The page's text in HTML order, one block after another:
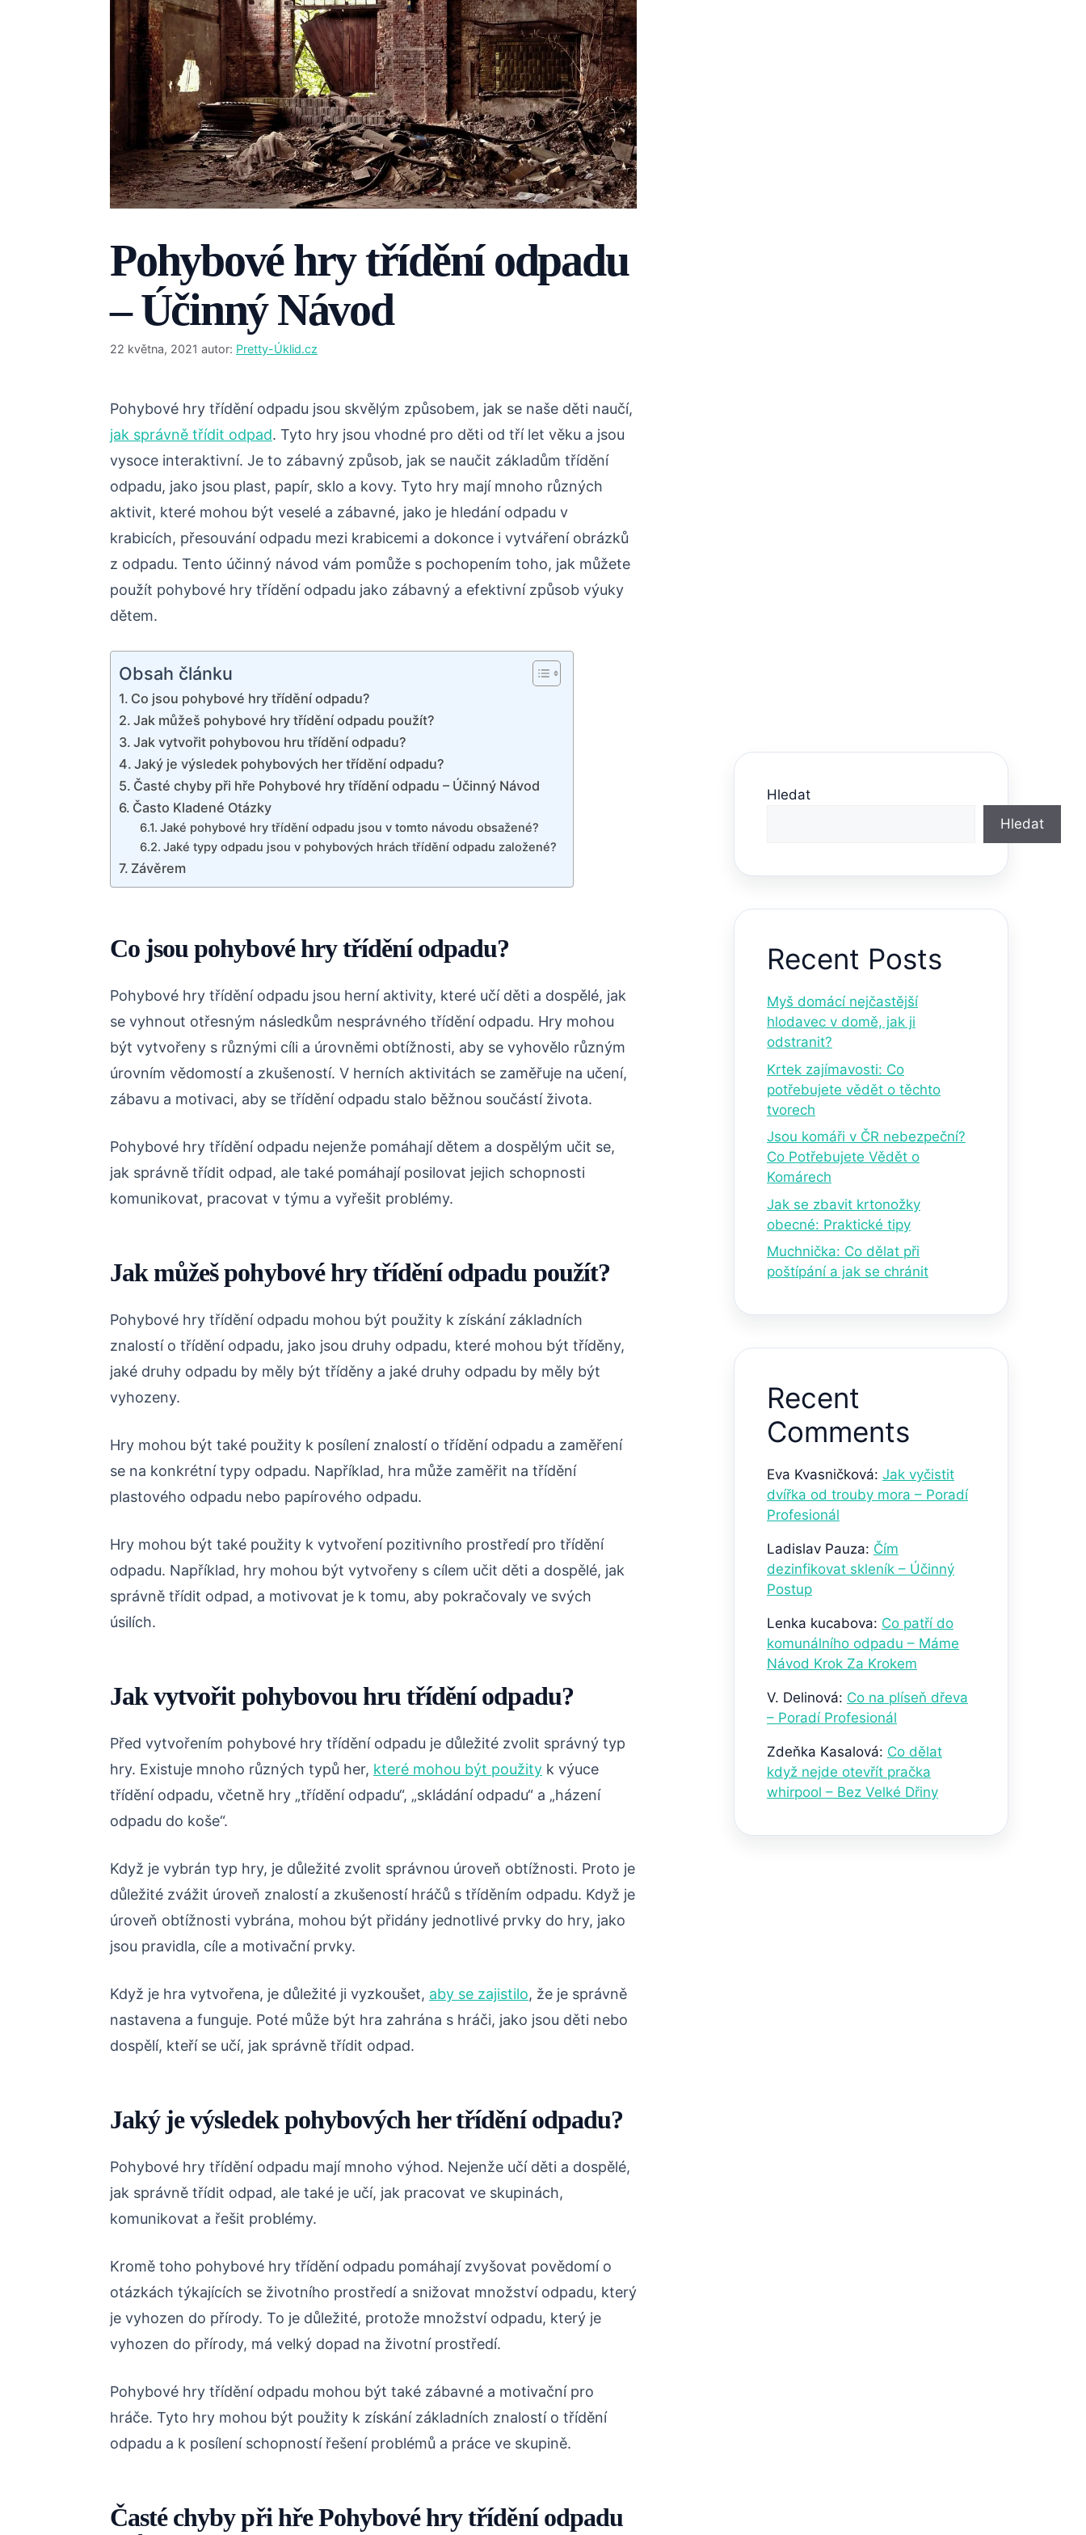
Pohybové hry třídění odpadu
– Účinný Návod
22 května, 2021 autor: Pretty-Úklid.cz
Pohybové hry třídění odpadu jsou skvělým způsobem, jak se naše děti naučí,
jak správně třídit odpad. Tyto hry jsou vhodné pro děti od tří let věku a jsou
vysoce interaktivní. Je to zábavný způsob, jak se naučit základům třídění
odpadu, jako jsou plast, papír, sklo a kovy. Tyto hry mají mnoho různých
aktivit, které mohou být veselé a zábavné, jako je hledání odpadu v
krabicích, přesouvání odpadu mezi krabicemi a dokonce i vytváření obrázků
z odpadu. Tento účinný návod vám pomůže s pochopením toho, jak můžete
použít pohybové hry třídění odpadu jako zábavný a efektivní způsob výuky
dětem.
Obsah článku
Co jsou pohybové hry třídění odpadu?
Jak můžeš pohybové hry třídění odpadu použít?
Jak vytvořit pohybovou hru třídění odpadu?
Jaký je výsledek pohybových her třídění odpadu?
Časté chyby při hře Pohybové hry třídění odpadu – Účinný Návod
Často Kladené Otázky
Jaké pohybové hry třídění odpadu jsou v tomto návodu obsažené?
Jaké typy odpadu jsou v pohybových hrách třídění odpadu založené?
Závěrem
Co jsou pohybové hry třídění odpadu?
Pohybové hry třídění odpadu jsou herní aktivity, které učí děti a dospělé, jak
se vyhnout otřesným následkům nesprávného třídění odpadu. Hry mohou
být vytvořeny s různými cíli a úrovněmi obtížnosti, aby se vyhovělo různým
úrovním vědomostí a zkušeností. V herních aktivitách se zaměřuje na učení,
zábavu a motivaci, aby se třídění odpadu stalo běžnou součástí života.
Pohybové hry třídění odpadu nejenže pomáhají dětem a dospělým učit se,
jak správně třídit odpad, ale také pomáhají posilovat jejich schopnosti
komunikovat, pracovat v týmu a vyřešit problémy.
Jak můžeš pohybové hry třídění odpadu použít?
Pohybové hry třídění odpadu mohou být použity k získání základních
znalostí o třídění odpadu, jako jsou druhy odpadu, které mohou být tříděny,
jaké druhy odpadu by měly být tříděny a jaké druhy odpadu by měly být
vyhozeny.
Hry mohou být také použity k posílení znalostí o třídění odpadu a zaměření
se na konkrétní typy odpadu. Například, hra může zaměřit na třídění
plastového odpadu nebo papírového odpadu.
Hry mohou být také použity k vytvoření pozitivního prostředí pro třídění
odpadu. Například, hry mohou být vytvořeny s cílem učit děti a dospělé, jak
správně třídit odpad, a motivovat je k tomu, aby pokračovaly ve svých
úsilích.
Jak vytvořit pohybovou hru třídění odpadu?
Před vytvořením pohybové hry třídění odpadu je důležité zvolit správný typ
hry. Existuje mnoho různých typů her, které mohou být použity k výuce
třídění odpadu, včetně hry „třídění odpadu“, „skládání odpadu“ a „házení
odpadu do koše“.
Když je vybrán typ hry, je důležité zvolit správnou úroveň obtížnosti. Proto je
důležité zvážit úroveň znalostí a zkušeností hráčů s tříděním odpadu. Když je
úroveň obtížnosti vybrána, mohou být přidány jednotlivé prvky do hry, jako
jsou pravidla, cíle a motivační prvky.
Když je hra vytvořena, je důležité ji vyzkoušet, aby se zajistilo, že je správně
nastavena a funguje. Poté může být hra zahrána s hráči, jako jsou děti nebo
dospělí, kteří se učí, jak správně třídit odpad.
Jaký je výsledek pohybových her třídění odpadu?
Pohybové hry třídění odpadu mají mnoho výhod. Nejenže učí děti a dospělé,
jak správně třídit odpad, ale také je učí, jak pracovat ve skupinách,
komunikovat a řešit problémy.
Kromě toho pohybové hry třídění odpadu pomáhají zvyšovat povědomí o
otázkách týkajících se životního prostředí a snižovat množství odpadu, který
je vyhozen do přírody. To je důležité, protože množství odpadu, který je
vyhozen do přírody, má velký dopad na životní prostředí.
Pohybové hry třídění odpadu mohou být také zábavné a motivační pro
hráče. Tyto hry mohou být použity k získání základních znalostí o třídění
odpadu a k posílení schopností řešení problémů a práce ve skupině.
Časté chyby při hře Pohybové hry třídění odpadu
Hledat
Hledat
Recent Posts
Myš domácí nejčastější
hlodavec v domě, jak ji
odstranit?
Krtek zajímavosti: Co
potřebujete vědět o těchto
tvorech
Jsou komáři v ČR nebezpeční?
Co Potřebujete Vědět o
Komárech
Jak se zbavit krtonožky
obecné: Praktické tipy
Muchnička: Co dělat při
poštípání a jak se chránit
Recent
Comments
Eva Kvasničková: Jak vyčistit
dvířka od trouby mora – Poradí
Profesionál
Ladislav Pauza: Čím
dezinfikovat skleník – Účinný
Postup
Lenka kucabova: Co patří do
komunálního odpadu – Máme
Návod Krok Za Krokem
V. Delinová: Co na plíseň dřeva
– Poradí Profesionál
Zdeňka Kasalová: Co dělat
když nejde otevřít pračka
whirpool – Bez Velké Dřiny